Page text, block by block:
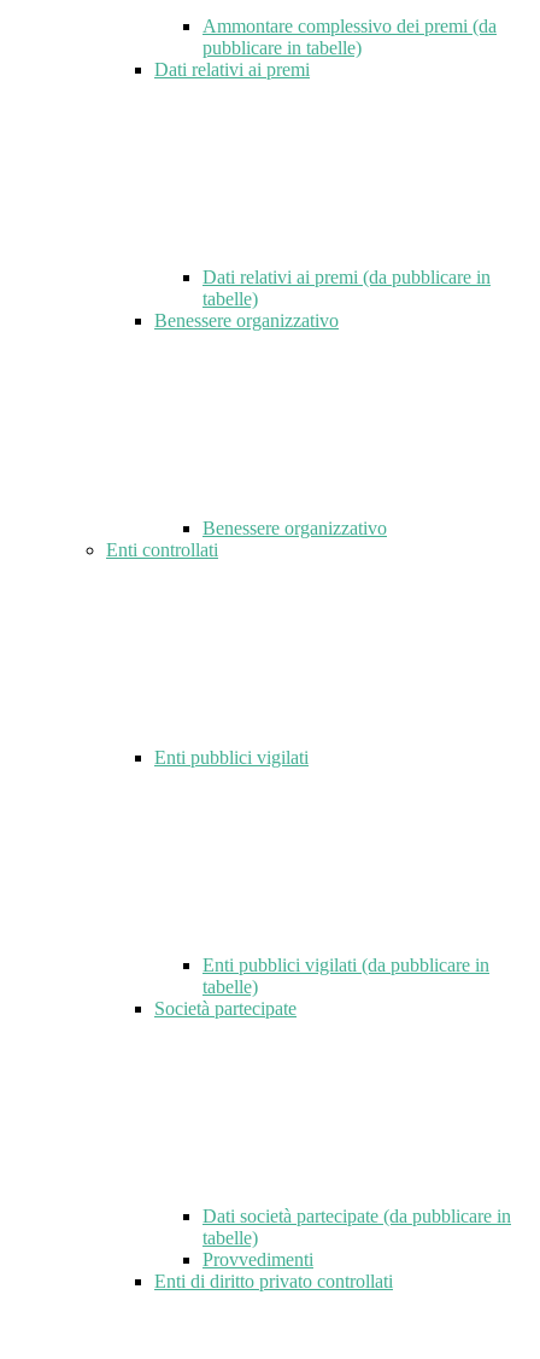
Ammontare complessivo dei premi (da
pubblicare in tabelle)
Dati relativi ai premi
Dati relativi ai premi (da pubblicare in
tabelle)
Benessere organizzativo
Benessere organizzativo
Enti controllati
Enti pubblici vigilati
Enti pubblici vigilati (da pubblicare in
tabelle)
Società partecipate
Dati società partecipate (da pubblicare in
tabelle)
Provvedimenti
Enti di diritto privato controllati